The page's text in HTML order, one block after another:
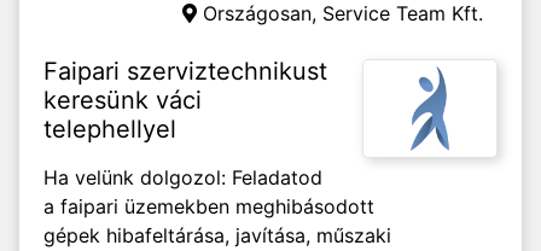
Országosan, Service Team Kft.
Faipari szerviztechnikust
keresünk váci
telephellyel
Ha velünk dolgozol: Feladatod
a faipari üzemekben meghibásodott
gépek hibafeltárása, javítása, műszaki